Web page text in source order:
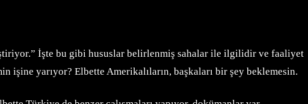
İşte bu gibi hususlar belirlenmiş sahalar ile ilgilidir ve faaliyet
yarıyor? Elbette Amerikalıların, başkaları bir şey beklemesin.